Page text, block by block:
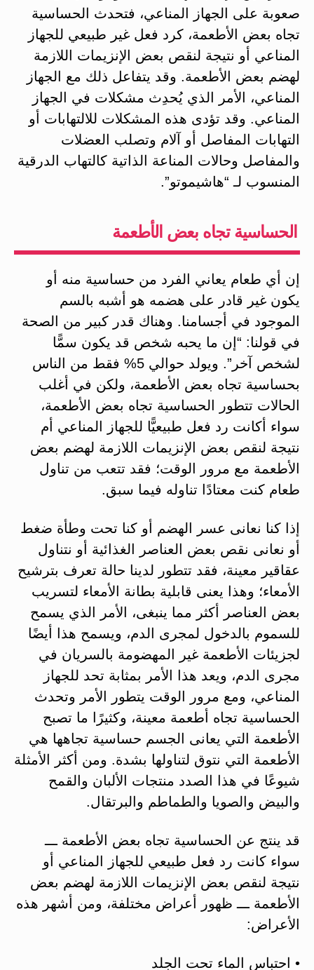
صعوبة على الجهاز المناعي، فتحدث الحساسية
تجاه بعض الأطعمة، كرد فعل غير طبيعي للجهاز
المناعي أو نتيجة لنقص بعض الإنزيمات اللازمة
لهضم بعض الأطعمة. وقد يتفاعل ذلك مع الجهاز
المناعي، الأمر الذي يُحدِث مشكلات في الجهاز
المناعي. وقد تؤدى هذه المشكلات للالتهابات أو
التهابات المفاصل أو آلام وتصلب العضلات
والمفاصل وحالات المناعة الذاتية كالتهاب الدرقية
المنسوب لـ “هاشيموتو”‎.
الحساسية تجاه بعض الأطعمة
إن أي طعام يعاني الفرد من حساسية منه أو
يكون غير قادر على هضمه هو أشبه بالسم
الموجود في أجسامنا. وهناك قدر كبير من الصحة
في قولنا: “إن ما يحبه شخص قد يكون سمًّا
لشخص آخر”. ويولد حوالي 5% فقط من الناس
بحساسية تجاه بعض الأطعمة، ولكن في أغلب
الحالات تتطور الحساسية تجاه بعض الأطعمة،
سواء أكانت رد فعل طبيعيًّا للجهاز المناعي أم
نتيجة لنقص بعض الإنزيمات اللازمة لهضم بعض
الأطعمة مع مرور الوقت؛ فقد تتعب من تناول
طعام كنت معتادًا تناوله فيما سبق.
إذا كنا نعانى عسر الهضم أو كنا تحت وطأة ضغط
أو نعانى نقص بعض العناصر الغذائية أو نتناول
عقاقير معينة، فقد تتطور لدينا حالة تعرف بترشيح
الأمعاء؛ وهذا يعنى قابلية بطانة الأمعاء لتسريب
بعض العناصر أكثر مما ينبغى، الأمر الذي يسمح
للسموم بالدخول لمجرى الدم، ويسمح هذا أيضًا
لجزيئات الأطعمة غير المهضومة بالسريان في
مجرى الدم، ويعد هذا الأمر بمثابة تحد للجهاز
المناعي، ومع مرور الوقت يتطور الأمر وتحدث
الحساسية تجاه أطعمة معينة، وكثيرًا ما تصبح
الأطعمة التي يعانى الجسم حساسية تجاهها هي
الأطعمة التي نتوق لتناولها بشدة. ومن أكثر الأمثلة
شيوعًا في هذا الصدد منتجات الألبان والقمح
والبيض والصويا والطماطم والبرتقال.
قد ينتج عن الحساسية تجاه بعض الأطعمة ـــ
سواء كانت رد فعل طبيعي للجهاز المناعي أو
نتيجة لنقص بعض الإنزيمات اللازمة لهضم بعض
الأطعمة ـــ ظهور أعراض مختلفة، ومن أشهر هذه
الأعراض:
• احتباس الماء تحت الجلد